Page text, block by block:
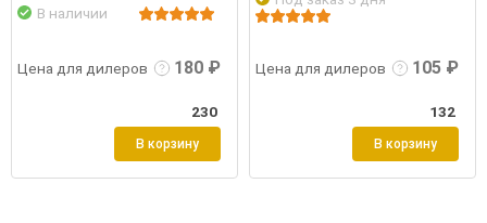
В наличии
Цена для дилеров
Войти
180 ₽
230
В корзину
Цена для дилеров
Подробнее
105 ₽
132
В корзину